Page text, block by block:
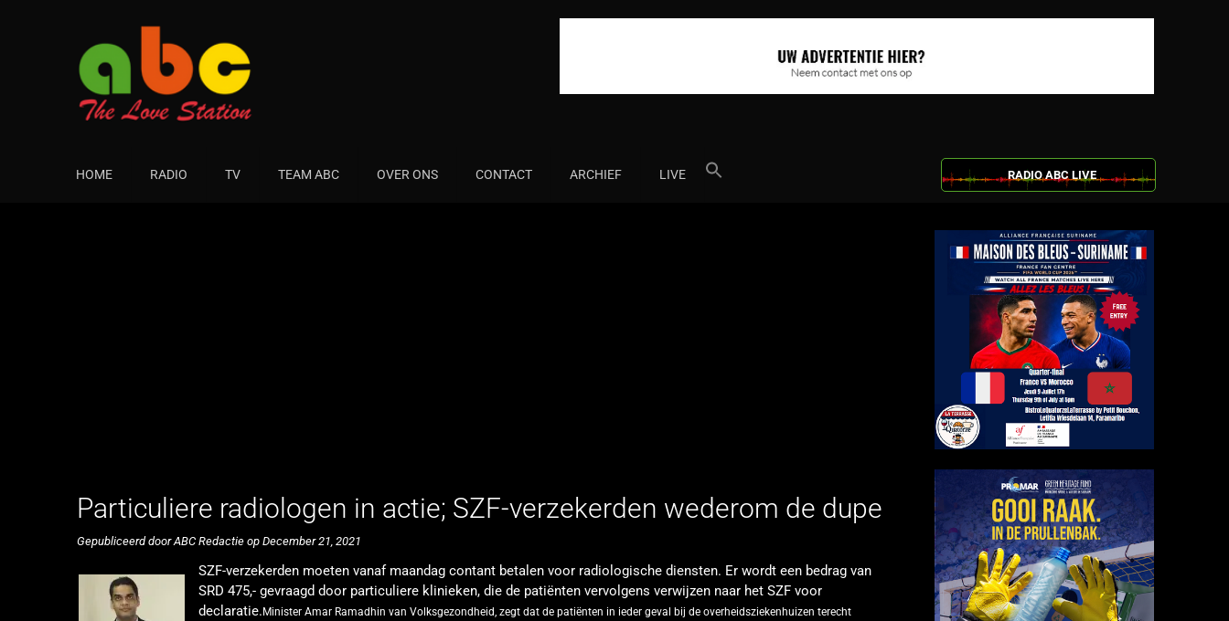
HOME RADIO TV TEAM ABC OVER ONS CONTACT ARCHIEF LIVE
Search
for:
RADIO ABC LIVE
Particuliere radiologen in actie; SZF-verzekerden wederom de dupe
Gepubliceerd door ABC Redactie op December 21, 2021
SZF-verzekerden moeten vanaf maandag contant betalen voor radiologische diensten. Er wordt een bedrag van
SRD 475,- gevraagd door particuliere klinieken, die de patiënten vervolgens verwijzen naar het SZF voor
declaratie. Minister Amar Ramadhin van Volksgezondheid, zegt dat de patiënten in ieder geval bij de overheidsziekenhuizen terecht